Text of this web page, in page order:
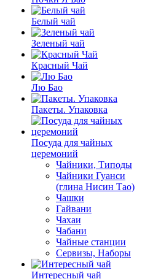
Белый чай
Зеленый чай
Красный Чай
Лю Бао
Пакеты. Упаковка
Посуда для чайных
церемоний
Чайники, Типоды
Чайники Гуанси
(глина Нисин Тао)
Чашки
Гайвани
Чахаи
Чабани
Чайные станции
Сервизы, Наборы
Интересный чай